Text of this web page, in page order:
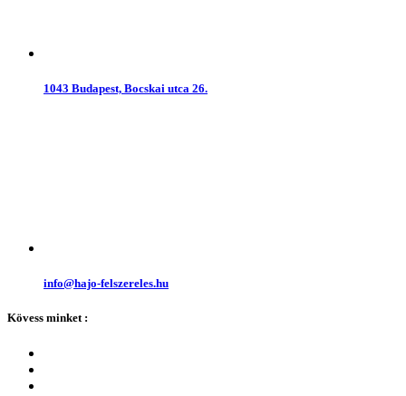
1043 Budapest, Bocskai utca 26.
info@hajo-felszereles.hu
Kövess minket :